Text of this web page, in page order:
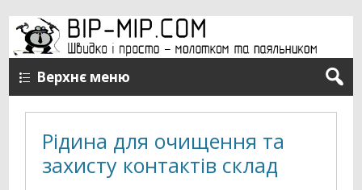
Верхнє меню
Рідина для очищення та
захисту контактів склад